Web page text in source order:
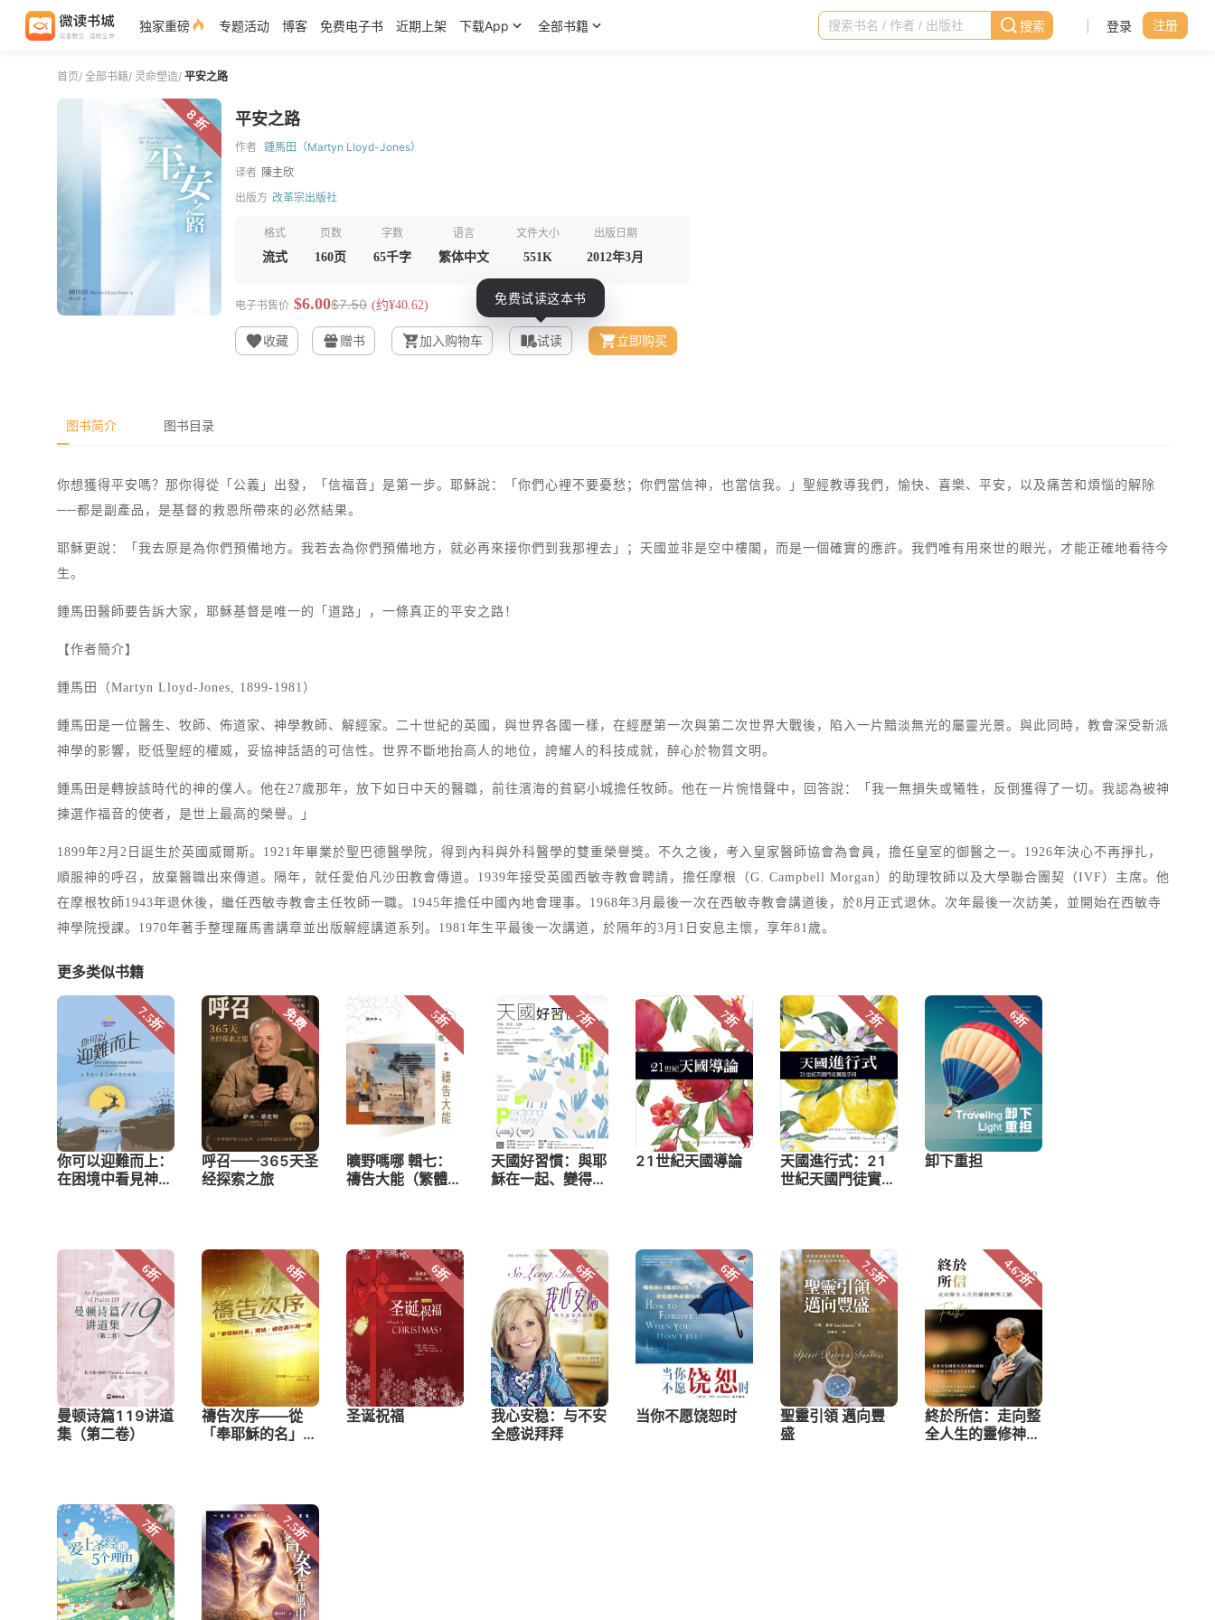
独家重磅 专题活动 博客 免费电子书 近期上架 下载App 全部书籍 登录 注册
首页/ 全部书籍/ 灵命塑造/ 平安之路
8 折 平安之路
作者 鍾馬田（Martyn Lloyd-Jones）
译者 陳主欣
出版方 改革宗出版社
格式
流式
页数
160页
字数
65千字
语言
繁体中文
文件大小
551K
出版日期
2012年3月
电子书售价 $6.00$7.50 (约¥40.62)
收藏 赠书 加入购物车 试读 立即购买
图书简介 图书目录
你想獲得平安嗎？那你得從「公義」出發，「信福音」是第一步。耶穌說：「你們心裡不要憂愁；你們當信神，也當信我。」聖經教導我們，愉快、喜樂、平安，以及痛苦和煩惱的解除
──都是副產品，是基督的救恩所帶來的必然結果。
耶穌更說：「我去原是為你們預備地方。我若去為你們預備地方，就必再來接你們到我那裡去」；天國並非是空中樓閣，而是一個確實的應許。我們唯有用來世的眼光，才能正確地看待今
生。
鍾馬田醫師要告訴大家，耶穌基督是唯一的「道路」，一條真正的平安之路！
【作者簡介】
鍾馬田（Martyn Lloyd-Jones, 1899-1981）
鍾馬田是一位醫生、牧師、佈道家、神學教師、解經家。二十世紀的英國，與世界各國一樣，在經歷第一次與第二次世界大戰後，陷入一片黯淡無光的屬靈光景。與此同時，教會深受新派
神學的影響，貶低聖經的權威，妥協神話語的可信性。世界不斷地抬高人的地位，誇耀人的科技成就，醉心於物質文明。
鍾馬田是轉捩該時代的神的僕人。他在27歲那年，放下如日中天的醫職，前往濱海的貧窮小城擔任牧師。他在一片惋惜聲中，回答說：「我一無損失或犧牲，反倒獲得了一切。我認為被神
揀選作福音的使者，是世上最高的榮譽。」
1899年2月2日誕生於英國威爾斯。1921年畢業於聖巴德醫學院，得到內科與外科醫學的雙重榮譽獎。不久之後，考入皇家醫師協會為會員，擔任皇室的御醫之一。1926年決心不再掙扎，
順服神的呼召，放棄醫職出來傳道。隔年，就任愛伯凡沙田教會傳道。1939年接受英國西敏寺教會聘請，擔任摩根（G. Campbell Morgan）的助理牧師以及大學聯合團契（IVF）主席。他
在摩根牧師1943年退休後，繼任西敏寺教會主任牧師一職。1945年擔任中國內地會理事。1968年3月最後一次在西敏寺教會講道後，於8月正式退休。次年最後一次訪美，並開始在西敏寺
神學院授課。1970年著手整理羅馬書講章並出版解經講道系列。1981年生平最後一次講道，於隔年的3月1日安息主懷，享年81歲。
更多类似书籍